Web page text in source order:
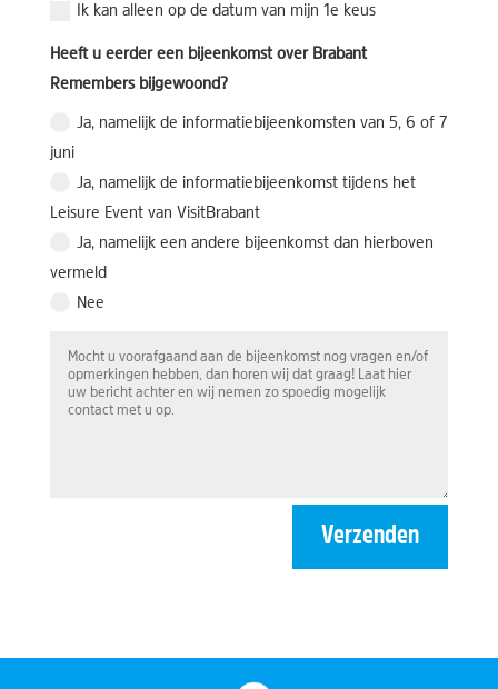
Ik kan alleen op de datum van mijn 1e keus
Heeft u eerder een bijeenkomst over Brabant
Remembers bijgewoond?
Ja, namelijk de informatiebijeenkomsten van 5, 6 of 7
juni
Ja, namelijk de informatiebijeenkomst tijdens het
Leisure Event van VisitBrabant
Ja, namelijk een andere bijeenkomst dan hierboven
vermeld
Nee
Verzenden